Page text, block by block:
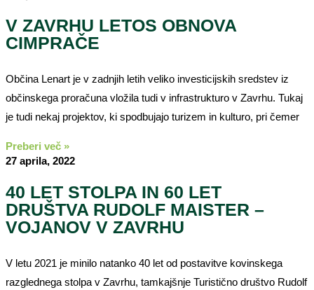
V ZAVRHU LETOS OBNOVA
CIMPRAČE
Občina Lenart je v zadnjih letih veliko investicijskih sredstev iz
občinskega proračuna vložila tudi v infrastrukturo v Zavrhu. Tukaj
je tudi nekaj projektov, ki spodbujajo turizem in kulturo, pri čemer
Preberi več »
27 aprila, 2022
40 LET STOLPA IN 60 LET
DRUŠTVA RUDOLF MAISTER –
VOJANOV V ZAVRHU
V letu 2021 je minilo natanko 40 let od postavitve kovinskega
razglednega stolpa v Zavrhu, tamkajšnje Turistično društvo Rudolf